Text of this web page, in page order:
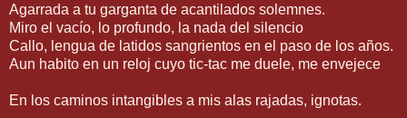
Agarrada a tu garganta de acantilados solemnes.
Miro el vacío, lo profundo, la nada del silencio
Callo, lengua de latidos sangrientos en el paso de los años.
Aun habito en un reloj cuyo tic-tac me duele, me envejece
En los caminos intangibles a mis alas rajadas, ignotas.